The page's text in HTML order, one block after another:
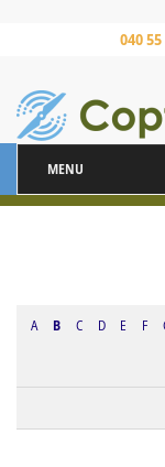
040
MENU
A B C D E F